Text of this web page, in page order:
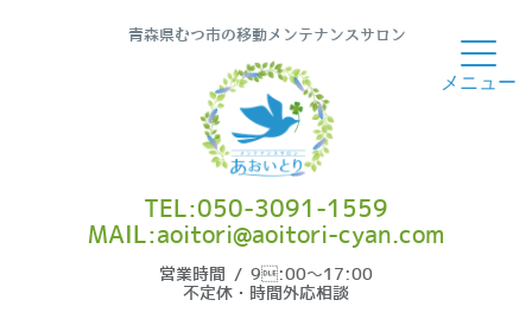
青森県むつ市の移動メンテナンスサロン
TEL:050-3091-1559
MAIL:aoitori@aoitori-cyan.com
営業時間 / 9:00〜17:00
不定休・時間外応相談